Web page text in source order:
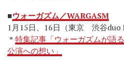
■ウォーガズム／WARGASM
1月15日、16日（東京 渋谷duo
＊ 特集記事「ウォーガズムが語
公演への想い」